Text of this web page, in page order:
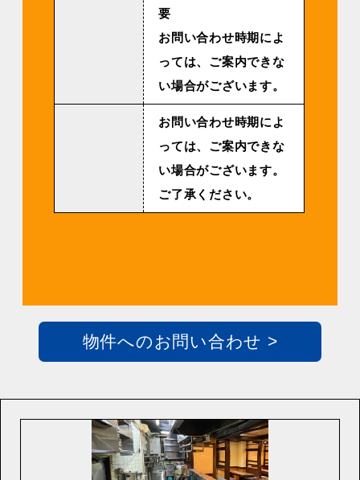
要
お問い合わせ時期によ
っては、ご案内できな
い場合がございます。
お問い合わせ時期によ
っては、ご案内できな
い場合がございます。
ご了承ください。
物件へのお問い合わせ >